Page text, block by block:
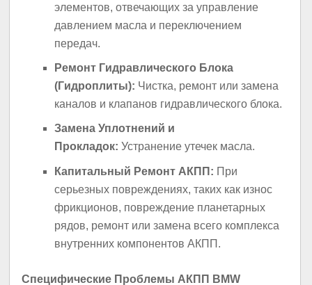
элементов, отвечающих за управление
давлением масла и переключением
передач.
Ремонт Гидравлического Блока
(Гидроплиты): Чистка, ремонт или замена
каналов и клапанов гидравлического блока.
Замена Уплотнений и
Прокладок: Устранение утечек масла.
Капитальный Ремонт АКПП: При
серьезных повреждениях, таких как износ
фрикционов, повреждение планетарных
рядов, ремонт или замена всего комплекса
внутренних компонентов АКПП.
Специфические Проблемы АКПП BMW